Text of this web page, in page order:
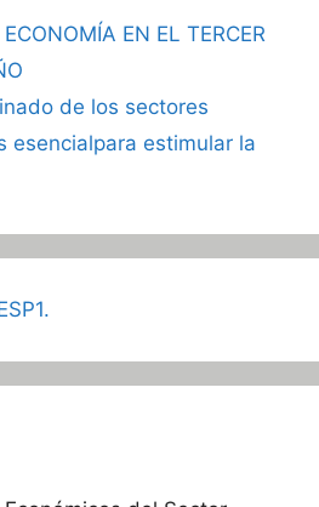
EN EL TERCER
de los sectores
esencialpara estimular la